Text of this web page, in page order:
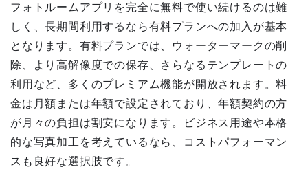
フォトルームアプリを完全に無料で使い続けるのは難
しく、長期間利用するなら有料プランへの加入が基本
となります。有料プランでは、ウォーターマークの削
除、より高解像度での保存、さらなるテンプレートの
利用など、多くのプレミアム機能が開放されます。料
金は月額または年額で設定されており、年額契約の方
が月々の負担は割安になります。ビジネス用途や本格
的な写真加工を考えているなら、コストパフォーマン
スも良好な選択肢です。